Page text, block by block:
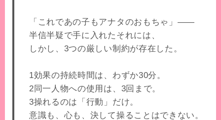
「これであの子もアナタのおもちゃ」――
半信半疑で手に入れたそれには、
しかし、3つの厳しい制約が存在した。
1効果の持続時間は、わずか30分。
2同一人物への使用は、3回まで。
3操れるのは「行動」だけ。
意識も、心も、決して操ることはできない。